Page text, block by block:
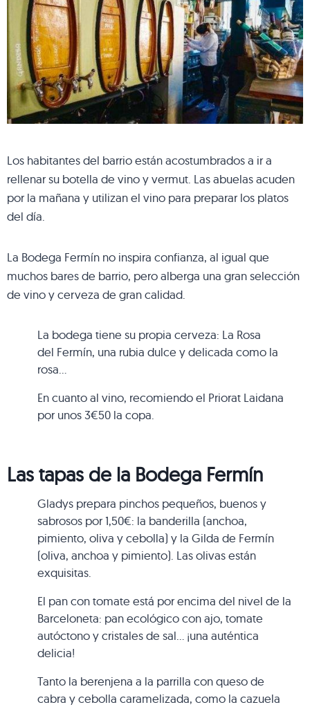
Los habitantes del barrio están acostumbrados a ir a
rellenar su botella de vino y vermut. Las abuelas acuden
por la mañana y utilizan el vino para preparar los platos
del día.
La Bodega Fermín no inspira confianza, al igual que
muchos bares de barrio, pero alberga una gran selección
de vino y cerveza de gran calidad.
La bodega tiene su propia cerveza: La Rosa
del Fermín, una rubia dulce y delicada como la
rosa…
En cuanto al vino, recomiendo el Priorat Laidana
por unos 3€50 la copa.
Las tapas de la Bodega Fermín
Gladys prepara pinchos pequeños, buenos y
sabrosos por 1,50€: la banderilla (anchoa,
pimiento, oliva y cebolla) y la Gilda de Fermín
(oliva, anchoa y pimiento). Las olivas están
exquisitas.
El pan con tomate está por encima del nivel de la
Barceloneta: pan ecológico con ajo, tomate
autóctono y cristales de sal… ¡una auténtica
delicia!
Tanto la berenjena a la parrilla con queso de
cabra y cebolla caramelizada, como la cazuela